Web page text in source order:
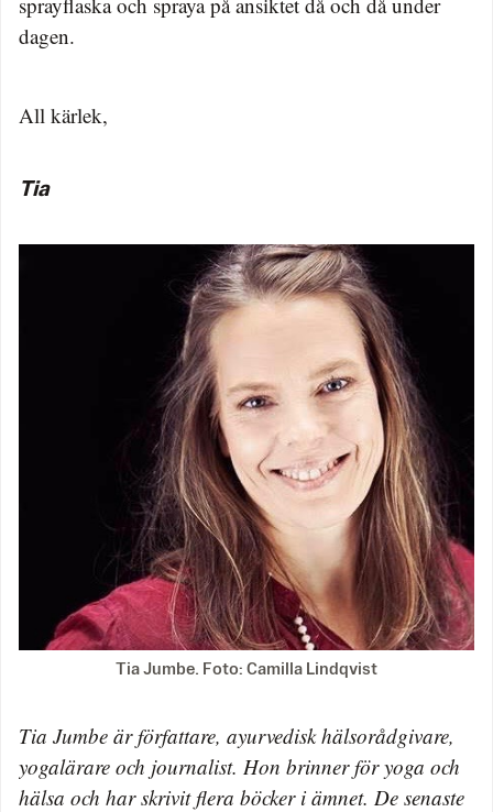
dagen.
All kärlek,
Tia
Tia Jumbe. Foto: Camilla Lindqvist
Tia Jumbe är författare, ayurvedisk hälsorådgivare,
yogalärare och journalist. Hon brinner för yoga och
hälsa och har skrivit flera böcker i ämnet. De senaste